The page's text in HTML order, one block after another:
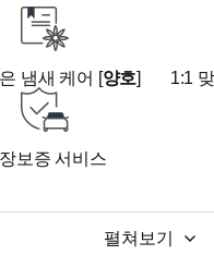
로 비대면 구매 가능
100% 발행
신랑수업, 워크맨 등
수상 '리본카' 채널 구독, 좋
냄새 케어 [양호] 1:1
보증 서비스
펼쳐보기